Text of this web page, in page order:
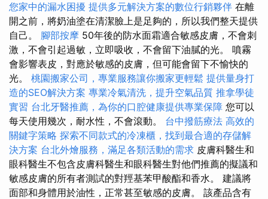
您家中的漏水困擾 提供多元解決方案的數位行銷夥伴 在離
開之前，將奶油塗在清潔臉上是足夠的，所以我們整天提供
自己。 腳部按摩 50年後的防水面霜適合敏感皮膚，不會刺
激，不會引起過敏，立即吸收，不會留下油膩的光。 噴霧
會影響表皮，對應於敏感的皮膚，但可能會留下不愉快的
光。 桃園搬家公司，專業服務讓你搬家更輕鬆 提供量身打
造的SEO解決方案 專業冷氣清洗，提升空氣品質 推拿學徒
實習 台北牙醫推薦，為你的口腔健康提供專業保障 您可以
每天使用幾次，耐水性，不會滾動。 台中撥筋療法 高效的
關鍵字策略 探索不同款式的冷凍櫃，找到最合適的存儲解
決方案 台北外燴服務，滿足各類活動的需求 皮膚科醫生和
眼科醫生不包含皮膚科醫生和眼科醫生對他們推薦的擬議和
敏感皮膚的所有者測試的對羥基苯甲酸酯和香水。 建議將
面部和身體用於油性，正常甚至敏感的皮膚。 該產品含有